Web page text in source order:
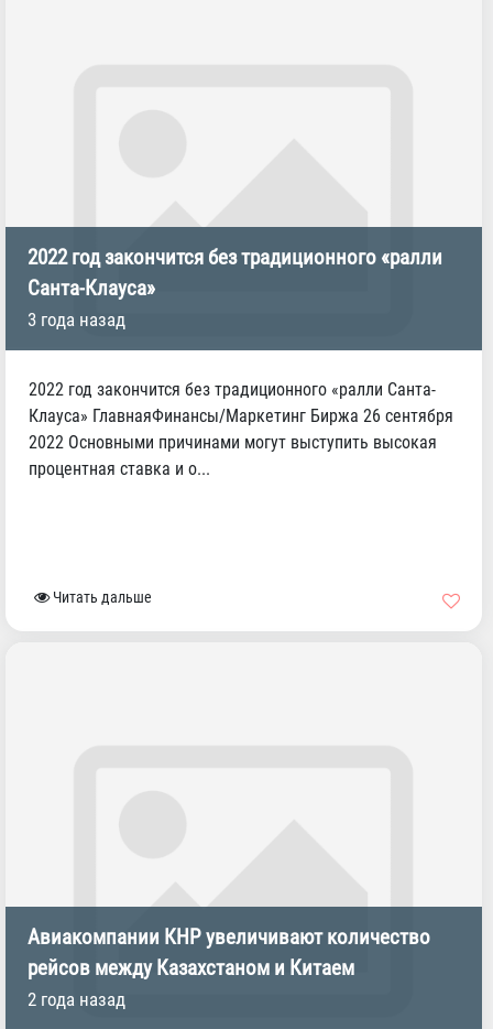
2022 год закончится без традиционного «ралли
Санта-Клауса»
3 года назад
2022 год закончится без традиционного «ралли Санта-
Клауса» ГлавнаяФинансы/Маркетинг Биржа 26 сентября
2022 Основными причинами могут выступить высокая
процентная ставка и о...
Читать дальше
Авиакомпании КНР увеличивают количество
рейсов между Казахстаном и Китаем
2 года назад